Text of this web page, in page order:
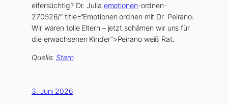
eifersüchtig? Dr. Julia emotionen-ordnen-
270526/“ title=“Emotionen ordnen mit Dr. Peirano:
Wir waren tolle Eltern – jetzt schämen wir uns für
die erwachsenen Kinder“>Peirano weiß Rat.
Quelle:Stern
3. Juni 2026